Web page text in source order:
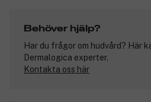
att du slipper göra det själv. Den
upptäcker och behandlar
syns med blotta ögat.
Behöver hjälp?
Har du frågor om hudvård? Här
Dermalogica experter.
Kontakta oss här